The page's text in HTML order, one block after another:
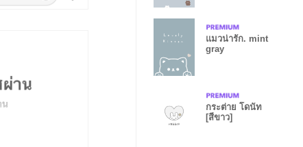
แมวน่ารัก. mint
gray
กระต่าย โดนัท
[สีขาว]